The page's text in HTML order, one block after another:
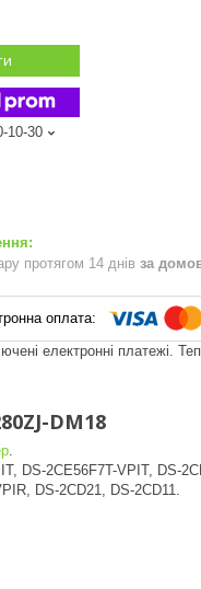
10-30
протягом 14 днів за
електронні платежі.
DM18
DS-2CE56F7T-VPIT, DS-
DS-2CD21, DS-2CD11.